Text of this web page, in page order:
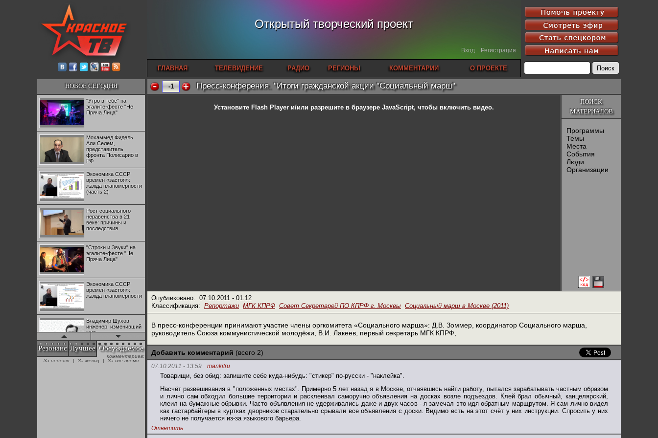
Открытый творческий проект
Вход Регистрация
ГЛАВНАЯ ТЕЛЕВИДЕНИЕ РАДИО РЕГИОНЫ КОММЕНТАРИИ О ПРОЕКТЕ
НОВОЕ СЕГОДНЯ
"Утро в тебе" на
эгалите-фесте "Не
Пряча Лица"
Мохаммед Фидель
Али Селем,
представитель
фронта Полисарио в
РФ
Экономика СССР
времен «застоя»:
жажда планомерности
(часть 2)
Рост социального
неравенства в 21
веке: причины и
последствия
"Строки и Звуки" на
эгалите-фесте "Не
Пряча Лица"
Экономика СССР
времен «застоя»:
жажда планомерности
Владимир Шухов:
инженер, изменивший
мир
"Аркадий Коц" на
эгалите-фесте "Не
Резонанс Лучшее Обсуждаемое
комментариев:
За неделю
| За месяц | За все время
-1 Пресс-конферения. "Итоги гражданской акции "Социальный марш"
ПОИСК
МАТЕРИАЛОВ
Программы
Темы
Места
События
Люди
Организации
Установите Flash Playerи/или разрешите в браузере JavaScript, чтобы включить видео.
Опубликовано: 07.10.2011 - 01:12
Классификация: Репортажи МГК КПРФ Совет Секретарей ПО КПРФ г. Москвы Социальный марш в Москве (2011)
В пресс-конференции принимают участие члены оргкомитета «Социального марша»: Д.В. Зоммер, координатор Социального марша,
руководитель Союза коммунистической молодёжи, В.И. Лакеев, первый секретарь МГК КПРФ,
Добавить комментарий (всего 2)
07.10.2011 - 13:59 mankitru
Товарищи, без обид: запишите себе куда-нибудь: "стикер" по-русски - "наклейка".
Насчёт развешивания в "положенных местах". Примерно 5 лет назад я в Москве, отчаявшись найти работу, пытался зарабатывать частным образом
и лично сам обходил большие территории и расклеивал саморучно объявления на досках возле подъездов. Клей брал обычный, канцелярский,
клеил на бумажные обрывки. Часто объявления не удерживались даже и двух часов - я замечал это идя обратным марщрутом. Я сам лично видел
как гастарбайтеры в куртках дворников старательно срывали все объявления с доски. Видимо есть на этот счёт у них инструкции. Спросить у них
ничего не получается из-за языкового барьера.
Ответить